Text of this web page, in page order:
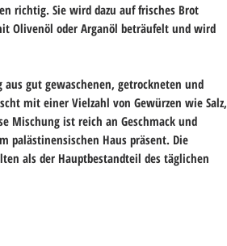
richtig. Sie wird dazu auf frisches Brot
Olivenöl oder Arganöl beträufelt und wird
gut gewaschenen, getrockneten und
mit einer Vielzahl von Gewürzen wie Salz,
Mischung ist reich an Geschmack und
palästinensischen Haus präsent. Die
als der Hauptbestandteil des täglichen